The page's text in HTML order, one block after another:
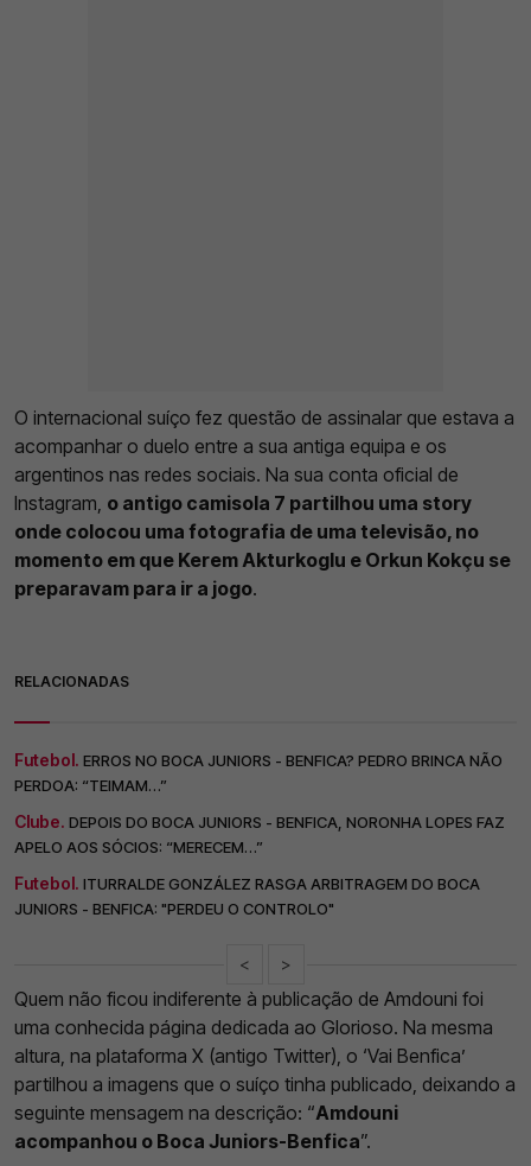
O internacional suíço fez questão de assinalar que estava a
acompanhar o duelo entre a sua antiga equipa e os
argentinos nas redes sociais. Na sua conta oficial de
Instagram, o antigo camisola 7 partilhou uma story
onde colocou uma fotografia de uma televisão, no
momento em que Kerem Akturkoglu e Orkun Kokçu se
preparavam para ir a jogo.
RELACIONADAS
Futebol. ERROS NO BOCA JUNIORS - BENFICA? PEDRO BRINCA NÃO
PERDOA: “TEIMAM…”
Clube. DEPOIS DO BOCA JUNIORS - BENFICA, NORONHA LOPES FAZ
APELO AOS SÓCIOS: “MERECEM…”
Futebol. ITURRALDE GONZÁLEZ RASGA ARBITRAGEM DO BOCA
JUNIORS - BENFICA: "PERDEU O CONTROLO"
< >
Quem não ficou indiferente à publicação de Amdouni foi
uma conhecida página dedicada ao Glorioso. Na mesma
altura, na plataforma X (antigo Twitter), o ‘Vai Benfica’
partilhou a imagens que o suíço tinha publicado, deixando a
seguinte mensagem na descrição: “Amdouni
acompanhou o Boca Juniors-Benfica”.